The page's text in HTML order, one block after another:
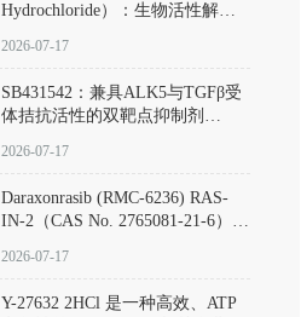
Hydrochloride）：生物活性解
范
2026-07-17
SB431542：兼具ALK5与TGFβ受
体拮抗活性的双靶点抑制剂
D801067）
2026-07-17
Daraxonrasib (RMC-6236) RAS-
IN-2（CAS No. 2765081-21-6）：
向KRAS/NRAS/HRAS的广谱RAS
2026-07-17
Y-27632 2HCl 是一种高效、ATP